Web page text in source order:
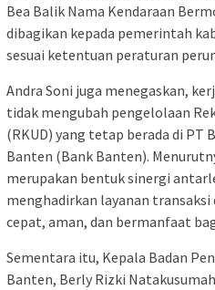
Bea Balik Nama Kendaraan
dibagikan kepada pemerintah
sesuai ketentuan peraturan
Andra Soni juga menegaskan,
tidak mengubah pengelolaan
(RKUD) yang tetap berada di PT
Banten (Bank Banten).
merupakan bentuk sinergi
menghadirkan layanan
cepat, aman, dan bermanfaat
Sementara itu, Kepala Badan
Banten, Berly Rizki